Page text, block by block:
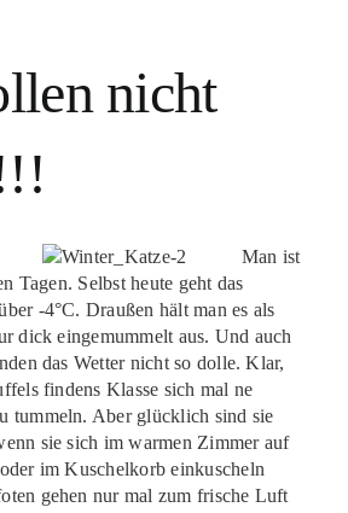
nicht
Man ist
Tagen. Selbst heute geht das
-4°C. Draußen hält man es als
dick eingemummelt aus. Und auch
das Wetter nicht so dolle. Klar,
findens Klasse sich mal ne
tummeln. Aber glücklich sind sie
sie sich im warmen Zimmer auf
im Kuschelkorb einkuscheln
gehen nur mal zum frische Luft